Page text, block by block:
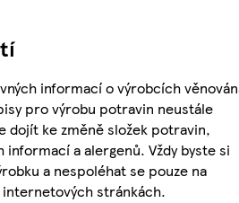
informací o výrobcích
pro výrobu potravin neustále
dojít ke změně složek potravin,
a alergenů. Vždy byste si
a nespoléhat se pouze na
stránkách.